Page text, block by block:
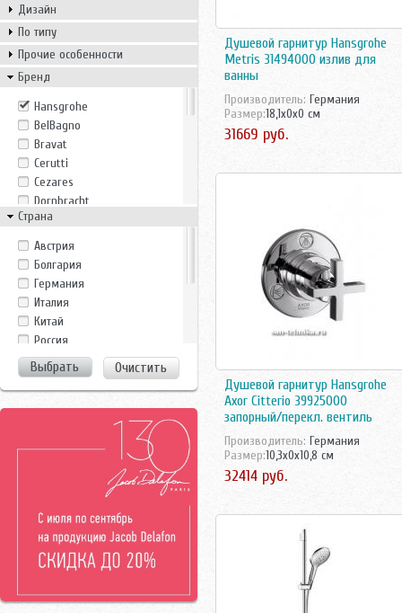
Дизайн
По типу
Прочие особенности
Бренд
Hansgrohe
BelBagno
Bravat
Cerutti
Cezares
Dornbracht
FIMA Carlo Frattini
Grana
Gro Welle
Iddis
Ideal Standard
Jacob Delafon
Kanggu
Kopfgescheit
Nautico
Nikles
Osgard
Teorema
Vidima
Vitra
Страна
Австрия
Болгария
Германия
Италия
Китай
Россия
Турция
Финляндия
Франция
Швеция
Очистить
Душевой гарнитур Hansgrohe
Metris 31494000 излив для
ванны
Производитель: Германия
Размер:18,1x0x0 см
31669 руб.
Душевой гарнитур Hansgrohe
Axor Citterio 39925000
запорный/перекл. вентиль
Производитель: Германия
Размер:10,3x0x10,8 см
32414 руб.